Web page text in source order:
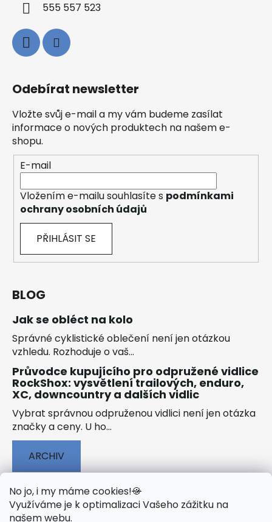
No jo, i my máme cookies!🍪
Využíváme je k optimalizaci Vašeho zážitku na
našem webu.
555 557 523
Odebírat newsletter
Vložte svůj e-mail a my vám budeme zasílat
informace o nových produktech na našem e-
shopu.
E-mail
Vložením e-mailu souhlasíte s podmínkami
ochrany osobních údajů
PŘIHLÁSIT SE
BLOG
Jak se obléct na kolo
Správné cyklistické oblečení není jen otázkou
vzhledu. Rozhoduje o vaš...
Průvodce kupujícího pro odpružené vidlice
RockShox: vysvětlení trailových, enduro,
XC, downcountry a dalších vidlic
Vybrat správnou odpruženou vidlici není jen otázka
značky a ceny. U ho...
ARCHIV